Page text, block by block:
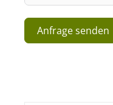
Anfrage senden